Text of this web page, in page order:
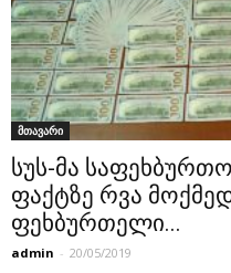
მთავარი
სუს-მა
ფაქტზე რვა
ფეხბურთელი...
admin - 20/05/2019